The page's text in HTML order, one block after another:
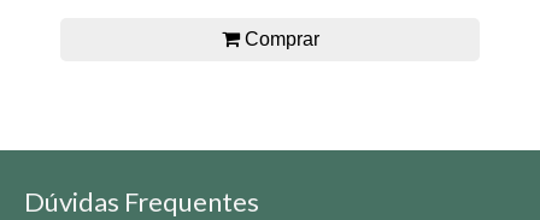
Comprar
Dúvidas Frequentes